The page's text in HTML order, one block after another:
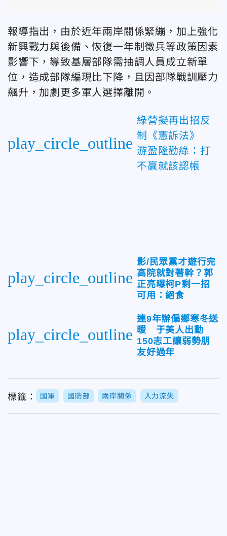
報導指出，由於近年兩岸關係緊繃，加上強化
新興戰力與後備、恢復一年制徵兵等政策因素
影響下，導致基層部隊需抽調人員成立新單
位，造成部隊編現比下降，且因部隊戰訓壓力
飆升，加劇更多軍人選擇離開。
play_circle_outline
綠營擬再出招反
制《憲訴法》
游盈隆勸綠：打
不贏就該認帳
play_circle_outline
影/民眾黨才遊行完
高院就對著幹？郭
正亮曝柯P剩一招
可用：絕食
play_circle_outline
連9年辦偏鄉寒冬送
暖 于美人出動
150志工讓弱勢朋
友好過年
標籤： 國軍 國防部 兩岸關係 人力流失